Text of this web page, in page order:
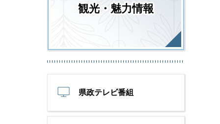
観光・魅力情報
県政テレビ番組